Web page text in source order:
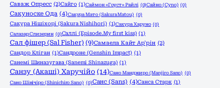
Саваж Опресс (2)Сайго (1)Саймон «Гоуст» Райлі (0)Сайно (Cyno) (0)
Сакуноске Ода (4)Сакура Мато (Sakura Matou) (0)
Сакура Нішіхорі (Sakura Nishihori) (1)Сакура Харуно (0)
Салазар Слизерин (0)Саллі (Episode.My first kiss) (1)
Сал фішер (Sal Fisher) (9)Самаела Кайт Ар'рін (2)
Сандор Кліган (1)Сандроне (Genshin Impact) (1)
Санемі Шиназугава (Sanemi Shinazuga) (1)
Санзу (Акаші) Харучійо (14)Сано Манджиро (Manjiro Sano) (0)
Сано Шінічіро (Shinichiro Sano) (0)Санс (Sans) (4)Санса Старк (1)